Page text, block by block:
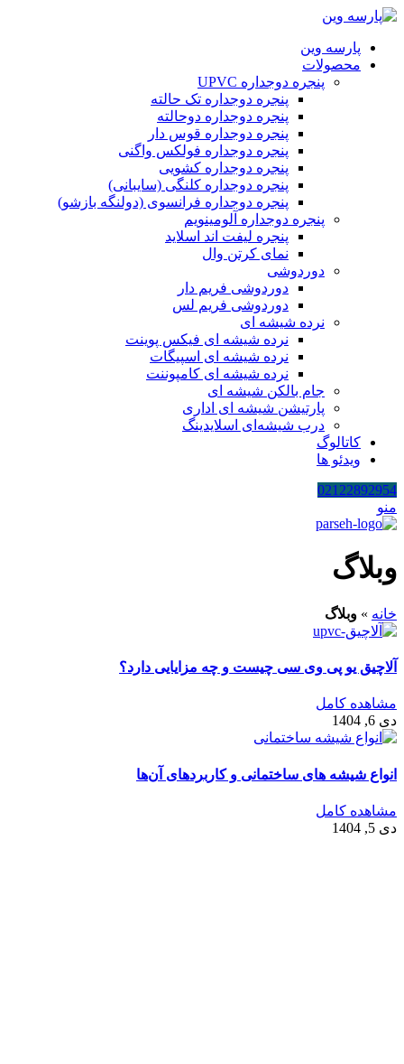
پارسه وین
محصولات
پنجره دوجداره UPVC
پنجره دوجداره تک حالته
پنجره دوجداره دوحالته
پنجره دوجداره قوس دار
پنجره دوجداره فولکس واگنی
پنجره دوجداره کشویی
پنجره دوجداره کلنگی (سایبانی)
پنجره دوجداره فرانسوی (دولنگه بازشو)
پنجره دوجداره آلومینویم
پنجره لیفت اند اسلاید
نمای کرتن وال
دوردوشی
دوردوشی فریم دار
دوردوشی فریم لس
نرده شیشه ای
نرده شیشه ای فیکس پوینت
نرده شیشه ای اسپیگات
نرده شیشه ای کامپوننت
جام بالکن شیشه ای
پارتیشن شیشه ای اداری
درب شیشه‌ای اسلایدینگ
کاتالوگ
ویدئو ها
02122892954
منو
وبلاگ
خانه » وبلاگ
آلاچیق یو پی وی سی چیست و چه مزایایی دارد؟
مشاهده کامل
دی 6, 1404
انواع شیشه‌ های ساختمانی و کاربردهای آن‌ها
مشاهده کامل
دی 5, 1404